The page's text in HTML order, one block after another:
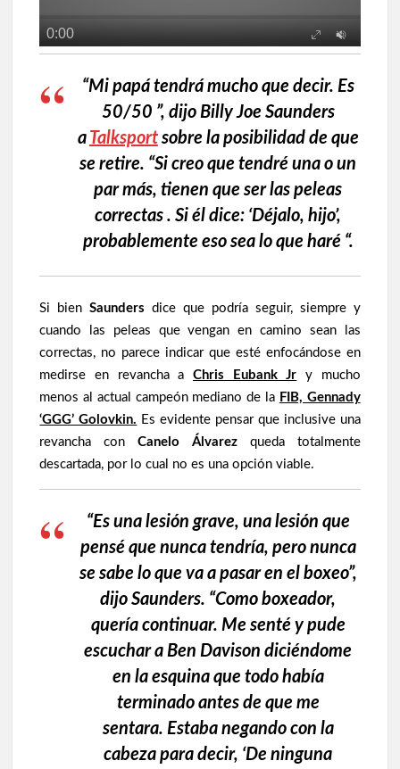
“Mi papá tendrá mucho que decir. Es
50/50 ”, dijo Billy Joe Saunders
a Talksportsobre la posibilidad de que
se retire. “Si creo que tendré una o un
par más, tienen que ser las peleas
correctas . Si él dice: ‘Déjalo, hijo’,
probablemente eso sea lo que haré “.
Si bienSaundersdice que podría seguir, siempre y
cuando las peleas que vengan en camino sean las
correctas, no parece indicar que esté enfocándose en
medirse en revancha a Chris Eubank Jr y mucho
menos al actual campeón mediano de la FIB, Gennady
‘GGG’ Golovkin. Es evidente pensar que inclusive una
revancha conCanelo Álvarez queda totalmente
descartada, por lo cual no es una opción viable.
“Es una lesión grave, una lesión que
pensé que nunca tendría, pero nunca
se sabe lo que va a pasar en el boxeo”,
dijo Saunders. “Como boxeador,
quería continuar. Me senté y pude
escuchar a Ben Davison diciéndome
en la esquina que todo había
terminado antes de que me
sentara. Estaba negando con la
cabeza para decir, ‘De ninguna